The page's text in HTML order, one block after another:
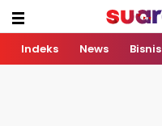
Indeks News Bisnis